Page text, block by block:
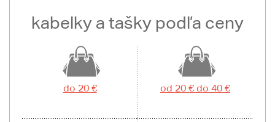
kabelky a tašky podľa ceny
do 20 € od 20 € do 40 €